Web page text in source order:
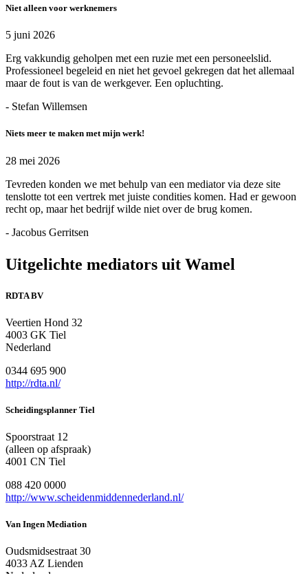
Niet alleen voor werknemers
5 juni 2026
Erg vakkundig geholpen met een ruzie met een personeelslid.
Professioneel begeleid en niet het gevoel gekregen dat het allemaal
maar de fout is van de werkgever. Een opluchting.
- Stefan Willemsen
Niets meer te maken met mijn werk!
28 mei 2026
Tevreden konden we met behulp van een mediator via deze site
tenslotte tot een vertrek met juiste condities komen. Had er gewoon
recht op, maar het bedrijf wilde niet over de brug komen.
- Jacobus Gerritsen
Uitgelichte mediators uit Wamel
RDTA BV
Veertien Hond 32
4003 GK Tiel
Nederland
0344 695 900
http://rdta.nl/
Scheidingsplanner Tiel
Spoorstraat 12
(alleen op afspraak)
4001 CN Tiel
088 420 0000
http://www.scheidenmiddennederland.nl/
Van Ingen Mediation
Oudsmidsestraat 30
4033 AZ Lienden